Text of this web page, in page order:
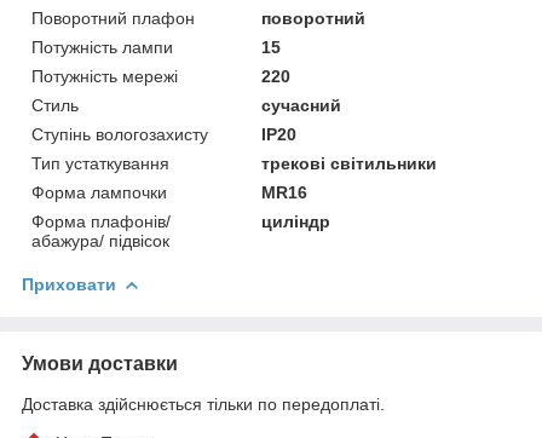
Поворотний плафон
поворотний
Потужність лампи
15
Потужність мережі
220
Стиль
сучасний
Ступінь вологозахисту
IP20
Тип устаткування
трекові світильники
Форма лампочки
MR16
Форма плафонів/
абажура/ підвісок
циліндр
Приховати
Умови доставки
Доставка здійснюється тільки по передоплаті.